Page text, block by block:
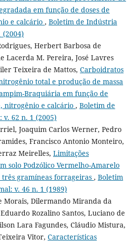
em função de doses de
e calcário , Boletim de Indústria
(2004)
Herbert Barbosa de
Lacerda M. Pereira, José Lavres
Teixeira de Mattos, Carboidratos
total e produção de massa
Braquiária em função de
nitrogênio e calcário , Boletim de
62 n. 1 (2005)
Joaquim Carlos Werner, Pedro
Francisco Antonio Monteiro,
Meirelles, Limitações
solo Podzólico Vermelho-Amarelo
gramíneas forrageiras , Boletim
v. 46 n. 1 (1989)
Morais, Dilermando Miranda da
Rozalino Santos, Luciano de
Lara Fagundes, Cláudio Mistura,
Vitor, Características